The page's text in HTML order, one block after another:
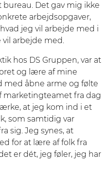
Det gav mig ikke
arbejdsopgaver,
jeg vil arbejde med i
arbejde med.
hos DS Gruppen, var at
og lære af mine
med åbne arme og følte
marketingteamet fra dag
at jeg kom ind i et
som samtidig var
sig. Jeg synes, at
for at lære af folk fra
er dét, jeg føler, jeg har